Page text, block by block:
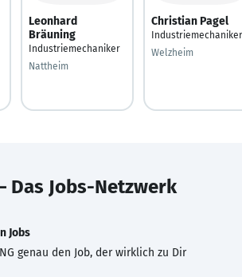
Leonhard
Bräuning
Industriemechaniker
Nattheim
Christian Pagel
Industriemechaniker
Welzheim
Das Jobs-Netzwerk
Jobs
genau den Job, der wirklich zu Dir